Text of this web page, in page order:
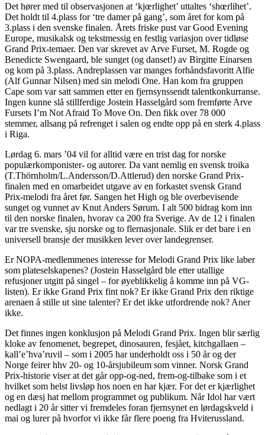
Det hører med til observasjonen at ‘kjœrlighet’ uttaltes ‘shœrlihet’.
Det holdt til 4.plass for ‘tre damer på gang’, som året for kom på
3.plass i den svenske finalen. Årets friske pust var Good Evening
Europe, musikalsk og tekstmessig en festlig variasjon over tidløse
Grand Prix-temaer. Den var skrevet av Arve Furset, M. Rogde og
Benedicte Swengaard, ble sunget (og danset!) av Birgitte Einarsen
og kom på 3.plass. Andreplassen var manges forhåndsfavoritt Alfie
(Alf Gunnar Nilsen) med sin melodi One. Han kom fra gruppen
Cape som var satt sammen etter en fjernsynssendt talentkonkurranse.
Ingen kunne slå stillferdige Jostein Hasselgård som fremførte Arve
Fursets I’m Not Afraid To Move On. Den fikk over 78 000
stemmer, allsang på refrenget i salen og endte opp på en sterk 4.plass
i Riga.
Lørdag 6. mars ’04 vil for alltid være en trist dag for norske
populærkomponister- og autorer. Da vant nemlig en svensk troika
(T.Thörnholm/L.Andersson/D.Attlerud) den norske Grand Prix-
finalen med en omarbeidet utgave av en forkastet svensk Grand
Prix-melodi fra året før. Sangen het High og ble overbevisende
sunget og vunnet av Knut Anders Sørum. I alt 500 bidrag kom inn
til den norske finalen, hvorav ca 200 fra Sverige. Av de 12 i finalen
var tre svenske, sju norske og to flernasjonale. Slik er det bare i en
universell bransje der musikken lever over landegrenser.
Er NOPA-medlemmenes interesse for Melodi Grand Prix like laber
som plateselskapenes? (Jostein Hasselgård ble etter utallige
refusjoner utgitt på singel – for øyeblikkelig å komme inn på VG-
listen). Er ikke Grand Prix fint nok? Er ikke Grand Prix den riktige
arenaen å stille ut sine talenter? Er det ikke utfordrende nok? Aner
ikke.
Det finnes ingen konklusjon på Melodi Grand Prix. Ingen blir særlig
kloke av fenomenet, begrepet, dinosauren, fesjået, kitchgallaen –
kall’e’hva’ruvil – som i 2005 har underholdt oss i 50 år og der
Norge feirer hhv 20- og 10-årsjubileum som vinner. Norsk Grand
Prix-historie viser at det går opp-og-ned, frem-og-tilbake som i et
hvilket som helst livsløp hos noen en har kjær. For det er kjærlighet
og en dæsj hat mellom programmet og publikum. Når Idol har vært
nedlagt i 20 år sitter vi fremdeles foran fjernsynet en lørdagskveld i
mai og lurer på hvorfor vi ikke får flere poeng fra Hviterussland.